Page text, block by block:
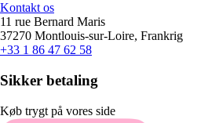
Kontakt os
11 rue Bernard Maris
37270 Montlouis-sur-Loire, Frankrig
+33 1 86 47 62 58
Sikker betaling
Køb trygt på vores side